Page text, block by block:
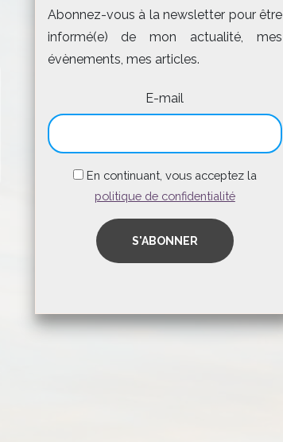
Abonnez-vous à la newsletter pour être
informé(e) de mon actualité, mes
évènements, mes articles.
E-mail
En continuant, vous acceptez la
politique de confidentialité